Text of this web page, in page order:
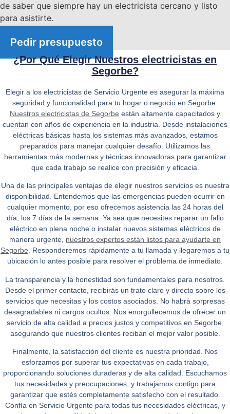
de saber que siempre hay un electricista cercano y listo
para asistirte.
Pedir presupuesto
¿Por Qué Elegir Nuestros electricistas en
Segorbe?
Elegir a los electricistas de Servicio Urgente es asegurar la máxima
seguridad y funcionalidad para tu hogar o negocio en Segorbe.
Nuestros electricistas de Segorbe están altamente capacitados y
cuentan con años de experiencia en la industria. Desde instalaciones
eléctricas básicas hasta los sistemas más avanzados, estamos
preparados para manejar cualquier desafío. Utilizamos las
herramientas más modernas y técnicas innovadoras para garantizar
que cada trabajo se realice con precisión y eficacia.
Una de las principales ventajas de elegir nuestros servicios es nuestra
disponibilidad. Entendemos que las emergencias pueden ocurrir en
cualquier momento, por eso ofrecemos asistencia las 24 horas del
día, los 7 días de la semana. Ya sea que necesites reparar un fallo
eléctrico en plena noche o instalar nuevos sistemas eléctricos de
manera urgente, nuestros expertos están listos para ayudarte en
Segorbe. Responderemos rápidamente a tu llamada y llegaremos a tu
ubicación lo antes posible para resolver el problema de inmediato.
La transparencia y la honestidad son fundamentales para nosotros.
Desde el primer contacto, recibirás un trato claro y directo sobre los
servicios que necesitas y los costos asociados. No habrá sorpresas
desagradables ni cargos ocultos. Nos enorgullecemos de ofrecer un
servicio de alta calidad a precios justos y competitivos en Segorbe,
asegurando que nuestros clientes reciban el mejor valor posible.
Finalmente, la satisfacción del cliente es nuestra prioridad. Nos
esforzamos por superar tus expectativas en cada trabajo,
proporcionando soluciones duraderas y de alta calidad. Escuchamos
tus necesidades y preocupaciones, y trabajamos contigo para
garantizar que estés completamente satisfecho con el resultado.
Confía en Servicio Urgentepara todas tus necesidades eléctricas, y